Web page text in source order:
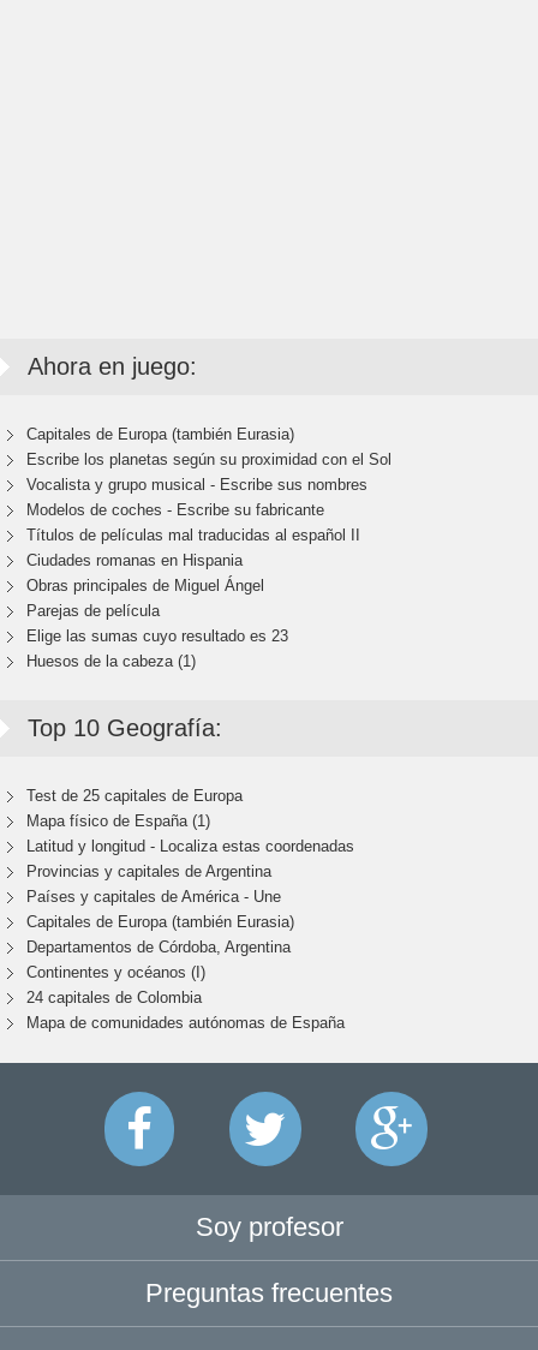
Ahora en juego:
Capitales de Europa (también Eurasia)
Escribe los planetas según su proximidad con el Sol
Vocalista y grupo musical - Escribe sus nombres
Modelos de coches - Escribe su fabricante
Títulos de películas mal traducidas al español II
Ciudades romanas en Hispania
Obras principales de Miguel Ángel
Parejas de película
Elige las sumas cuyo resultado es 23
Huesos de la cabeza (1)
Top 10 Geografía:
Test de 25 capitales de Europa
Mapa físico de España (1)
Latitud y longitud - Localiza estas coordenadas
Provincias y capitales de Argentina
Países y capitales de América - Une
Capitales de Europa (también Eurasia)
Departamentos de Córdoba, Argentina
Continentes y océanos (I)
24 capitales de Colombia
Mapa de comunidades autónomas de España
Soy profesor
Preguntas frecuentes